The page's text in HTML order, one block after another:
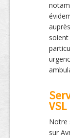
Notre
sur